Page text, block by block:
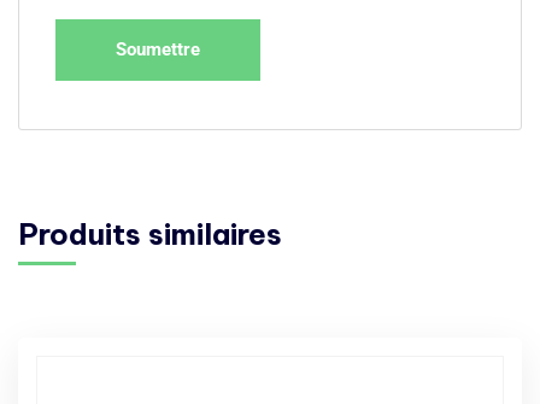
Produits similaires